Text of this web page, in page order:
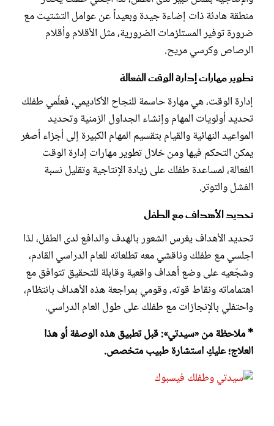
منطقة هادئة ذات إضاءة جيدة وبعيداً عن عوامل التشتيت مع
ضرورة توفير المستلزمات الضرورية، مثل الأقلام وأقلام
الرصاص وكرسي مريح.
تطوير مهارات إدارة الوقت الفعالة
إدارة الوقت، هي مهارة حاسمة للنجاح الأكاديمي، فعلّمي طفلك
تحديد أولويات المهام وإنشاء الجداول الزمنية وتحديد
المواعيد النهائية والقيام بتقسيم المهام الكبيرة إلى أجزاء أصغر
يمكن التحكم فيها ومن خلال تطوير مهارات إدارة الوقت
الفعالة، لمساعدة طفلك على زيادة الإنتاجية وتقليل نسبة
الفشل والتوتر.
تحديد الأهداف مع الطفل
تحديد الأهداف يغرس الشعور بالهدف والدافع لدى الطفل، لذا
اجلسي مع طفلك وناقشي معه تطلعاته للعام الدراسي القادم،
وشجّعيه على وضع أهداف واقعية وقابلة للتحقيق تتوافق مع
اهتماماته ونقاط قوته، وقومي بمراجعة هذه الأهداف بانتظام،
واحتفلي بالإنجازات مع طفلك على طول العام الدراسي.
* ملاحظة من «سيدتي»: قبل تطبيق هذه الوصفة أو هذا
العلاج؛ عليكِ استشارة طبيب متخصص.